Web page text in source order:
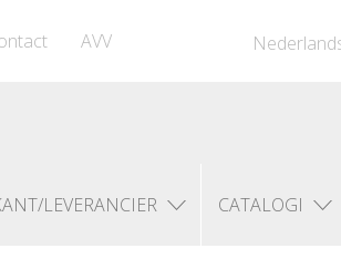
AVV
LEVERANCIER CATALOGI